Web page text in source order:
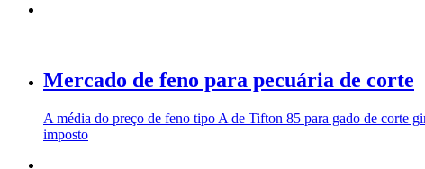
Mercado de feno para pecuária de corte
A média do preço de feno tipo A de Tifton 85 para gado de corte
imposto